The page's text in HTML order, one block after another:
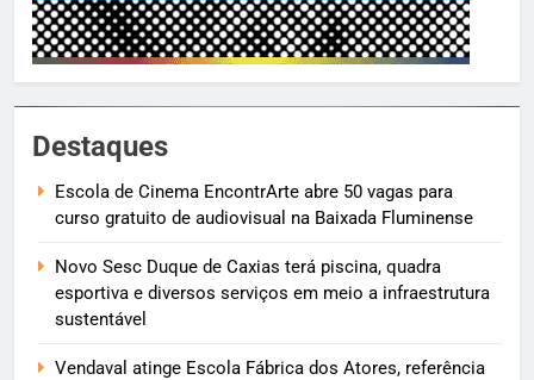
Destaques
Escola de Cinema EncontrArte abre 50 vagas para
curso gratuito de audiovisual na Baixada Fluminense
Novo Sesc Duque de Caxias terá piscina, quadra
esportiva e diversos serviços em meio a infraestrutura
sustentável
Vendaval atinge Escola Fábrica dos Atores, referência